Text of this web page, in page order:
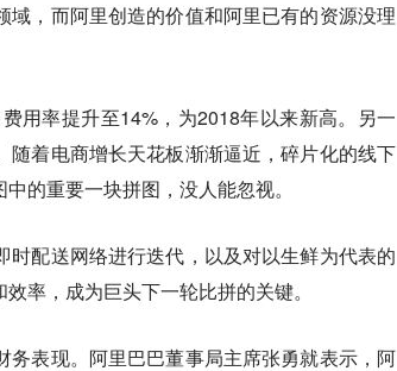
，而阿里创造的价值和阿里已有的资源没理
用率提升至14%，为2018年以来新高。另一
着电商增长天花板渐渐逼近，碎片化的线下
的重要一块拼图，没人能忽视。
配送网络进行迭代，以及对以生鲜为代表的
率，成为巨头下一轮比拼的关键。
表现。阿里巴巴董事局主席张勇就表示，阿